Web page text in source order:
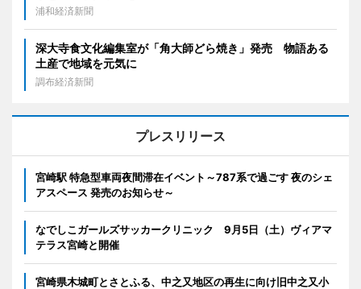
浦和経済新聞
深大寺食文化編集室が「角大師どら焼き」発売 物語ある
土産で地域を元気に
調布経済新聞
プレスリリース
宮崎駅 特急型車両夜間滞在イベント～787系で過ごす 夜のシェ
アスペース 発売のお知らせ～
なでしこガールズサッカークリニック 9月5日（土）ヴィアマ
テラス宮崎と開催
宮崎県木城町とさとふる、中之又地区の再生に向け旧中之又小